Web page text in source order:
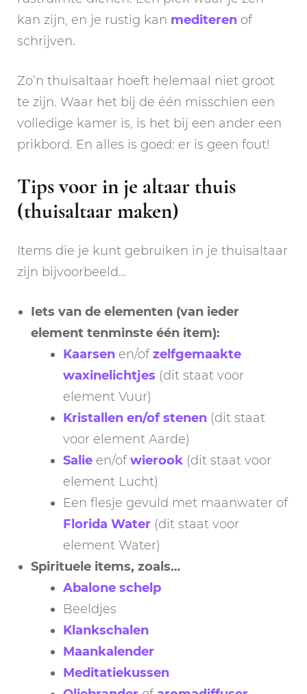
kan zijn, en je rustig kan mediteren of
schrijven.
Zo’n thuisaltaar hoeft helemaal niet groot
te zijn. Waar het bij de één misschien een
volledige kamer is, is het bij een ander een
prikbord. En alles is goed: er is geen fout!
Tips voor in je altaar thuis
(thuisaltaar maken)
Items die je kunt gebruiken in je thuisaltaar
zijn bijvoorbeeld…
Iets van de elementen (van ieder
element tenminste één item):
Kaarsen en/ofzelfgemaakte
waxinelichtjes (dit staat voor
element Vuur)
Kristallen en/of stenen (dit staat
voor element Aarde)
Salie en/ofwierook (dit staat voor
element Lucht)
Een flesje gevuld met maanwater of
Florida Water (dit staat voor
element Water)
Spirituele items, zoals…
Abalone schelp
Beeldjes
Klankschalen
Maankalender
Meditatiekussen